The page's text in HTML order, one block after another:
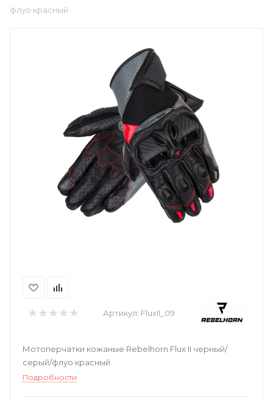
флуо красный
Артикул: FluxII_09
Мотоперчатки кожаные Rebelhorn Flux II черный/
серый/флуо красный
Подробности